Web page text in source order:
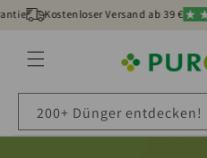
Kostenloser Versand ab 39 €
200+ Dünger entdecken!